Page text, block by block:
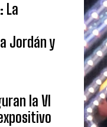
La
Jordán y
la VI